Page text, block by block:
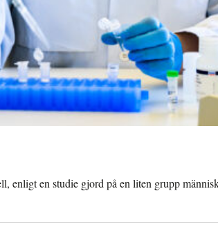
en studie gjord på en liten grupp